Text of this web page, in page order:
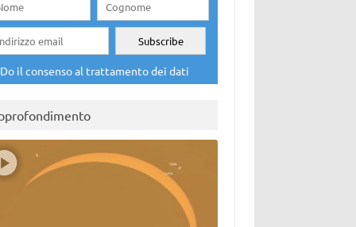
Do il consenso al trattamento dei dati